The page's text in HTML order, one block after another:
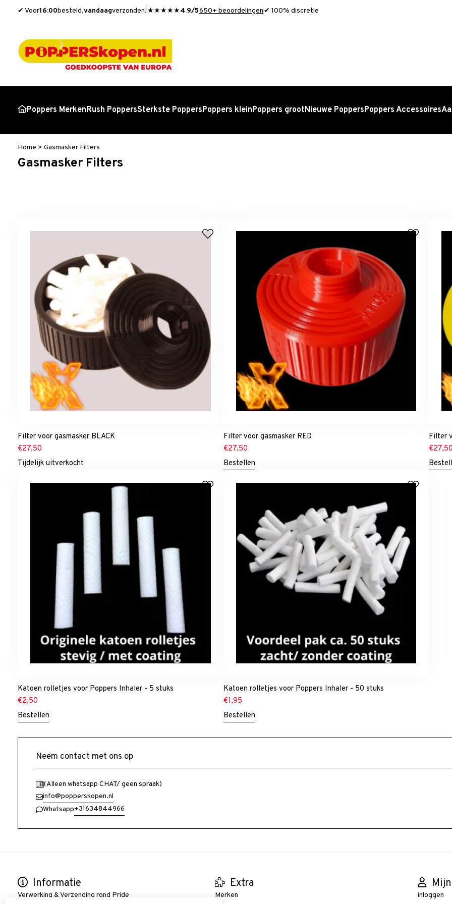
✔ Voor16:00besteld,vandaagverzonden!★★★★★4.9/5650+ beoordelingen✔ 100% discretie
Poppers MerkenRush PoppersSterkste PoppersPoppers kleinPoppers grootNieuwe PoppersPoppers Accessoires
Home > Gasmasker Filters
Gasmasker Filters
Filter voor gasmasker BLACK
€27,50
Tijdelijk uitverkocht
Filter voor gasmasker RED
€27,50
Bestellen
Filter
€
Katoen rolletjes voor Poppers Inhaler - 5 stuks
€2,50
Bestellen
Katoen rolletjes voor Poppers Inhaler - 50 stuks
€1,95
Bestellen
Neem contact met ons op
(Alleen whatsapp CHAT/ geen spraak)
info@popperskopen.nl
Whatsapp+31634844966
Informatie
Verwerking & Verzending rond Pride
Extra
Merken
inloggen